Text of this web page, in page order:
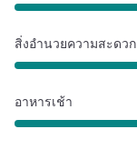
สิ่งอำนวยความสะดวก
อาหารเช้า